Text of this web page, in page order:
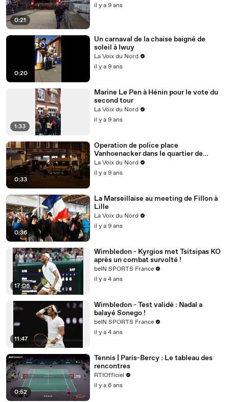
0:21
il y a 9 ans
0:20
Un carnaval de la chaise baigné de
soleil à Iwuy
La Voix du Nord
il y a 9 ans
1:33
Marine Le Pen à Hénin pour le vote du
second tour
La Voix du Nord
il y a 9 ans
0:33
Operation de police place
Vanhoenacker dans le quartier de
Moulins a Lille
La Voix du Nord
il y a 9 ans
0:36
La Marseillaise au meeting de Fillon à
Lille
La Voix du Nord
il y a 9 ans
17:06
Wimbledon - Kyrgios met Tsitsipas KO
après un combat survolté !
beIN SPORTS France
il y a 4 ans
11:47
Wimbledon - Test validé : Nadal a
balayé Sonego !
beIN SPORTS France
il y a 4 ans
0:52
Tennis | Paris-Bercy : Le tableau des
rencontres
RTIOfficiel
il y a 6 ans